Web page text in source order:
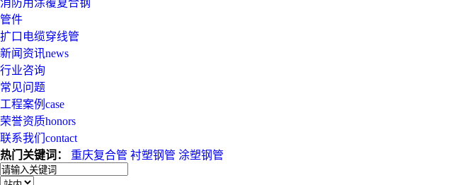
消防用涂覆复合钢
管件
扩口电缆穿线管
新闻资讯news
行业咨询
常见问题
工程案例 case
荣誉资质honors
联系我们 contact
热门关键词：
重庆复合管 衬塑钢管 涂塑钢管